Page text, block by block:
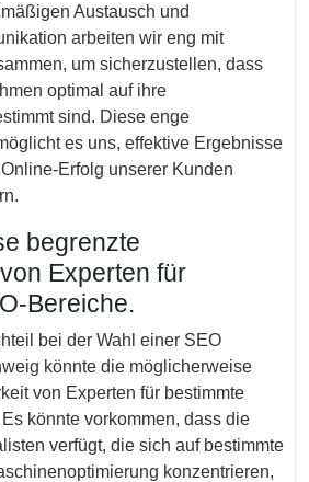
Austausch und
arbeiten wir eng mit
um sicherzustellen, dass
optimal auf ihre
sind. Diese enge
es uns, effektive Ergebnisse
Erfolg unserer Kunden
begrenzte
Experten für
Bereiche.
bei der Wahl einer SEO
könnte die möglicherweise
von Experten für bestimmte
könnte vorkommen, dass die
verfügt, die sich auf bestimmte
konzentrieren,